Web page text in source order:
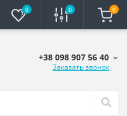
0 0 0
+38 098 907 56 40
Заказать звонок